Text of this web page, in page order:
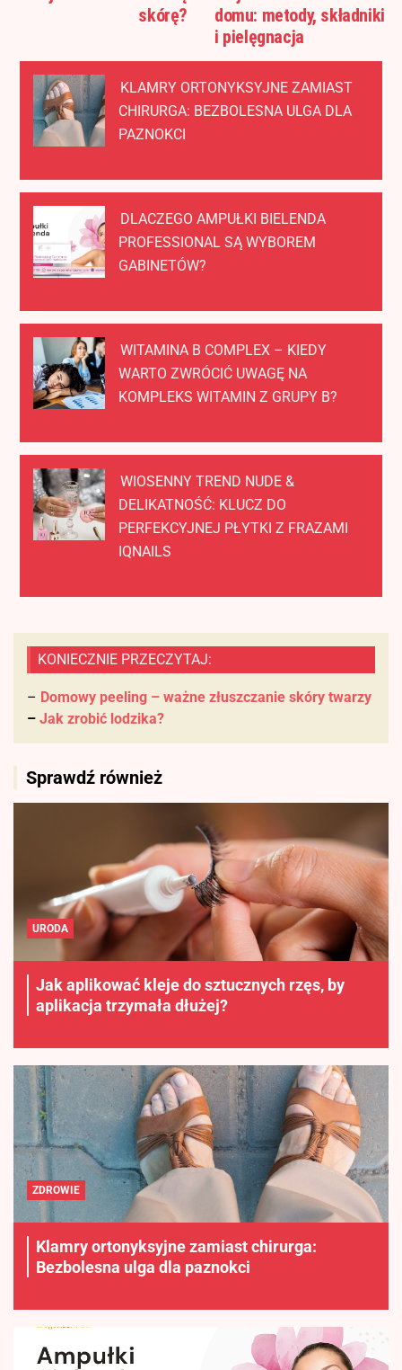
skórę?
domu: metody, składniki
i pielęgnacja
KLAMRY ORTONYKSYJNE ZAMIAST
CHIRURGA: BEZBOLESNA ULGA DLA
PAZNOKCI
DLACZEGO AMPUŁKI BIELENDA
PROFESSIONAL SĄ WYBOREM
GABINETÓW?
WITAMINA B COMPLEX – KIEDY
WARTO ZWRÓCIĆ UWAGĘ NA
KOMPLEKS WITAMIN Z GRUPY B?
WIOSENNY TREND NUDE &
DELIKATNOŚĆ: KLUCZ DO
PERFEKCYJNEJ PŁYTKI Z FRAZAMI
IQNAILS
KONIECZNIE PRZECZYTAJ:
– Domowy peeling – ważne złuszczanie skóry twarzy
– Jak zrobić lodzika?
Sprawdź również
URODA
Jak aplikować kleje do sztucznych rzęs, by
aplikacja trzymała dłużej?
ZDROWIE
Klamry ortonyksyjne zamiast chirurga:
Bezbolesna ulga dla paznokci